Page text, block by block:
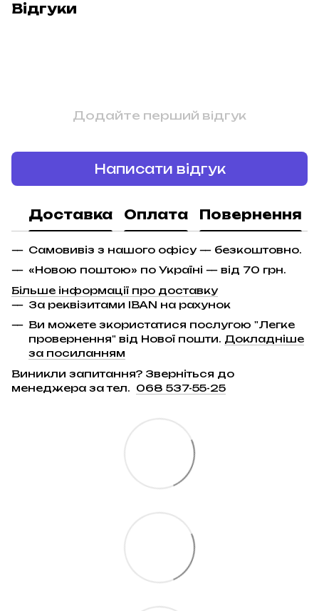
Відгуки
Додайте перший відгук
Написати відгук
Доставка Оплата Повернення
Самовивіз з нашого офісу — безкоштовно.
«Новою поштою» по Україні — від 70 грн.
Більше інформації про доставку
За реквізитами IBAN на рахунок
Ви можете зкористатися послугою "Легке
провернення" від Нової пошти. Докладніше
за посиланням
Виникли запитання? Зверніться до
менеджера за тел. 068 537-55-25